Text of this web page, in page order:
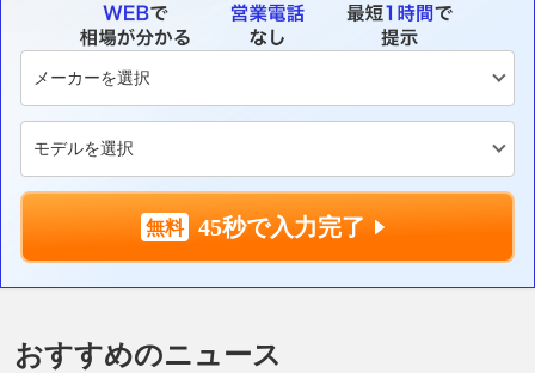
45秒で入力完了
おすすめのニュース